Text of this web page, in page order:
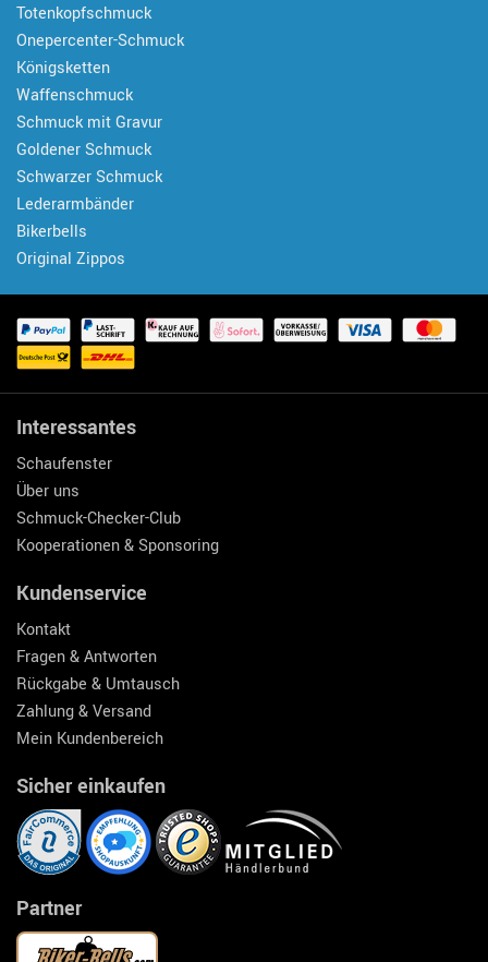
Totenkopfschmuck
Onepercenter-Schmuck
Königsketten
Waffenschmuck
Schmuck mit Gravur
Goldener Schmuck
Schwarzer Schmuck
Lederarmbänder
Bikerbells
Original Zippos
Interessantes
Schaufenster
Über uns
Schmuck-Checker-Club
Kooperationen & Sponsoring
Kundenservice
Kontakt
Fragen & Antworten
Rückgabe & Umtausch
Zahlung & Versand
Mein Kundenbereich
Sicher einkaufen
Partner